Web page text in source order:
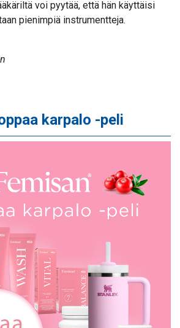
voi pyytää, että hän käyttäisi
pienimpiä instrumentteja.
karpalo -peli